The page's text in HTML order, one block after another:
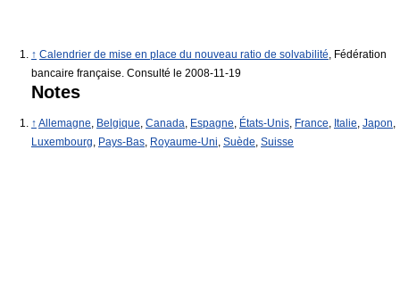
↑ Calendrier de mise en place du nouveau ratio de solvabilité, Fédération
bancaire française. Consulté le 2008-11-19
Notes
↑ Allemagne, Belgique, Canada, Espagne, États-Unis, France, Italie, Japon,
Luxembourg, Pays-Bas, Royaume-Uni, Suède, Suisse